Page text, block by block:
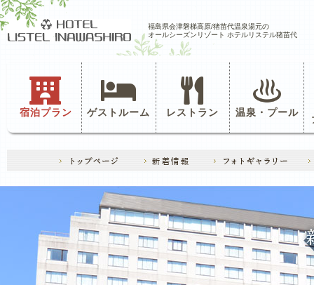
福島県会津磐梯高原/猪苗代温泉湯元の
オールシーズンリゾート ホテルリステル猪苗代
宿泊プラン ゲストルーム レストラン 温泉・プール